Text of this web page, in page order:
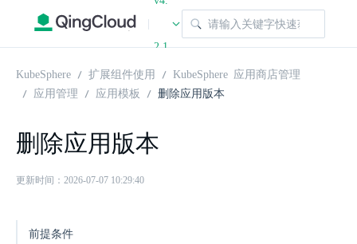
|
2.1
KubeSphere 扩展组件使用
KubeSphere 应用商店管理
应用管理
应用模板 删除应用版本
删除应用版本
更新时间：2026-07-07 10:29:40
前提条件